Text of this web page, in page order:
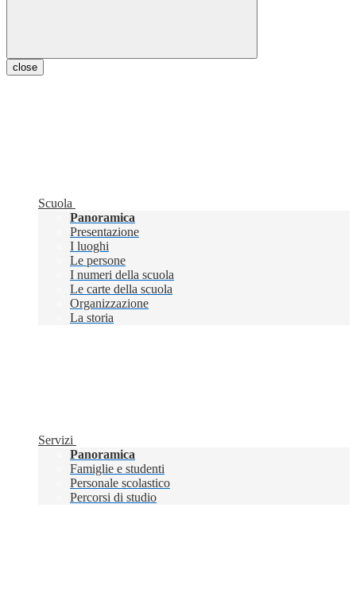
close
Scuola
Panoramica
Presentazione
I luoghi
Le persone
I numeri della scuola
Le carte della scuola
Organizzazione
La storia
Servizi
Panoramica
Famiglie e studenti
Personale scolastico
Percorsi di studio